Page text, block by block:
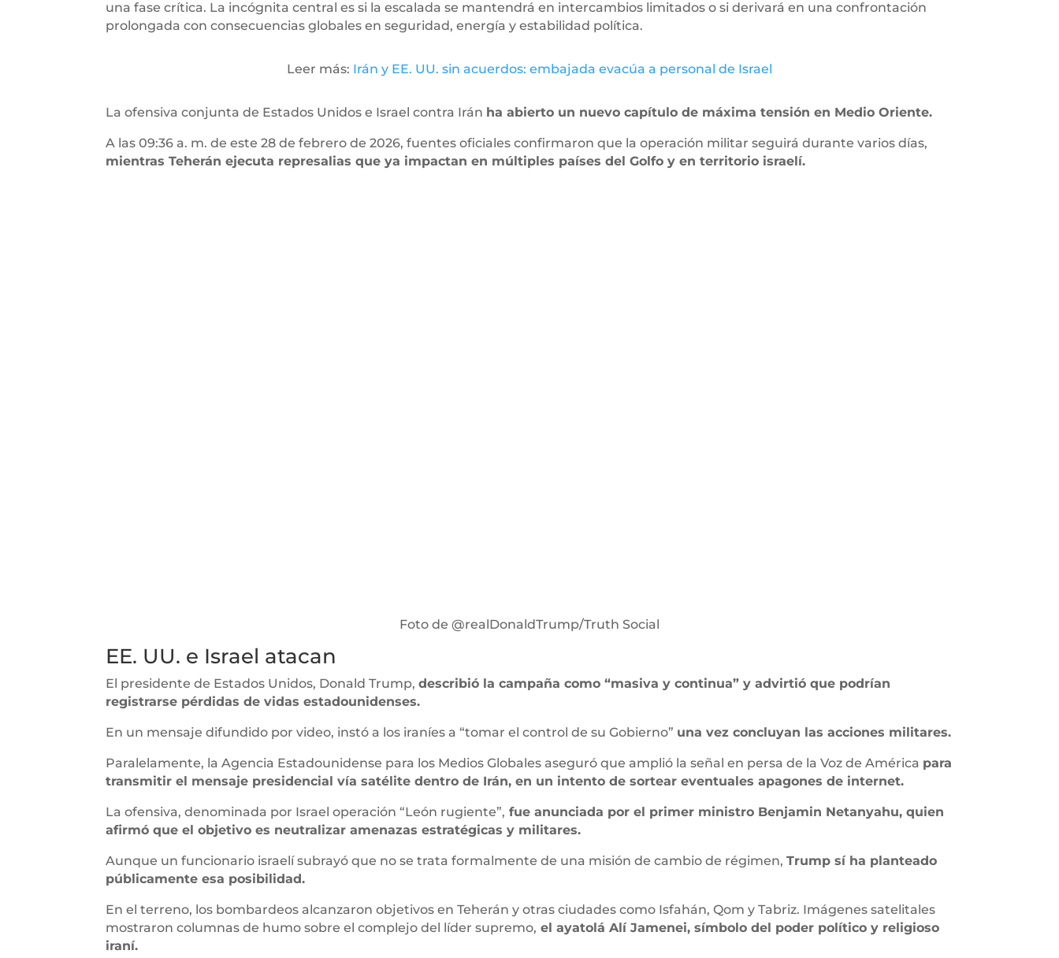
una fase crítica. La incógnita central es si la escalada se mantendrá en intercambios limitados o si derivará en una confrontación
prolongada con consecuencias globales en seguridad, energía y estabilidad política.
Leer más: Irán y EE. UU. sin acuerdos: embajada evacúa a personal de Israel
La ofensiva conjunta de Estados Unidos e Israel contra Irán ha abierto un nuevo capítulo de máxima tensión en Medio Oriente.
A las 09:36 a. m. de este 28 de febrero de 2026, fuentes oficiales confirmaron que la operación militar seguirá durante varios días,
mientras Teherán ejecuta represalias que ya impactan en múltiples países del Golfo y en territorio israelí.
Foto de @realDonaldTrump/Truth Social
EE. UU. e Israel atacan
El presidente de Estados Unidos, Donald Trump,describió la campaña como “masiva y continua” y advirtió que podrían
registrarse pérdidas de vidas estadounidenses.
En un mensaje difundido por video, instó a los iraníes a “tomar el control de su Gobierno” una vez concluyan las acciones militares.
Paralelamente, la Agencia Estadounidense para los Medios Globales aseguró que amplió la señal en persa de la Voz de América para
transmitir el mensaje presidencial vía satélite dentro de Irán, en un intento de sortear eventuales apagones de internet.
La ofensiva, denominada por Israel operación “León rugiente”, fue anunciada por el primer ministro Benjamin Netanyahu, quien
afirmó que el objetivo es neutralizar amenazas estratégicas y militares.
Aunque un funcionario israelí subrayó que no se trata formalmente de una misión de cambio de régimen,Trump sí ha planteado
públicamente esa posibilidad.
En el terreno, los bombardeos alcanzaron objetivos en Teherán y otras ciudades como Isfahán, Qom y Tabriz. Imágenes satelitales
mostraron columnas de humo sobre el complejo del líder supremo, el ayatolá Alí Jamenei, símbolo del poder político y religioso
iraní.